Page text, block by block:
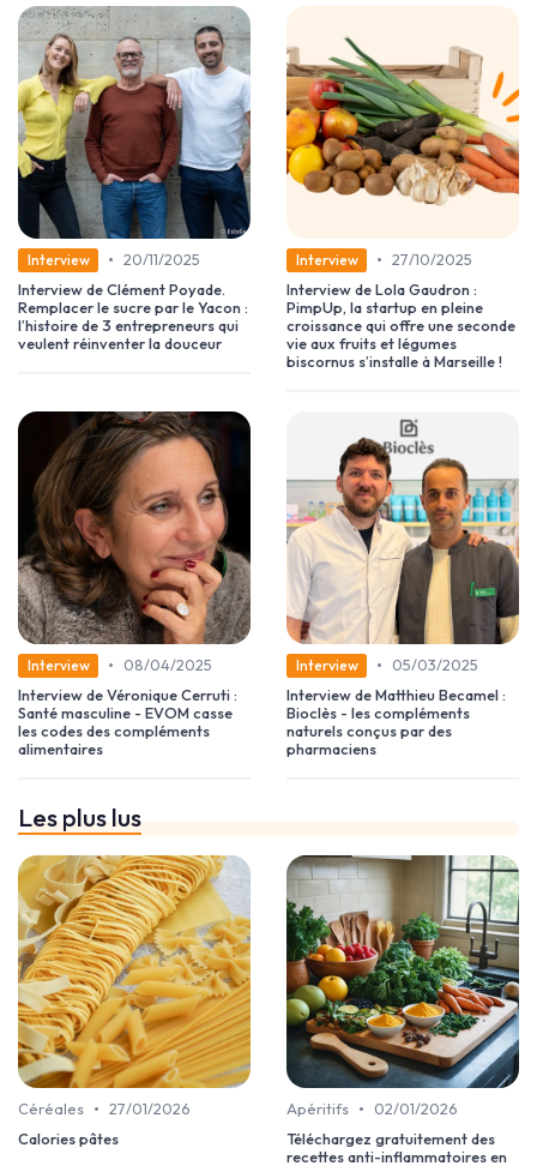
Interview • 20/11/2025
Interview de Clément Poyade.
Remplacer le sucre par le Yacon :
l’histoire de 3 entrepreneurs qui
veulent réinventer la douceur
Interview • 27/10/2025
Interview de Lola Gaudron :
PimpUp, la startup en pleine
croissance qui offre une seconde
vie aux fruits et légumes
biscornus s’installe à Marseille !
Interview •
08/04/2025
Interview de Véronique Cerruti :
Santé masculine - EVOM casse
les codes des compléments
alimentaires
Interview •
05/03/2025
Interview de Matthieu Becamel :
Bioclès - les compléments
naturels conçus par des
pharmaciens
Les plus lus
Céréales • 27/01/2026
Calories pâtes
Apéritifs •
02/01/2026
Téléchargez gratuitement des
recettes anti-inflammatoires en